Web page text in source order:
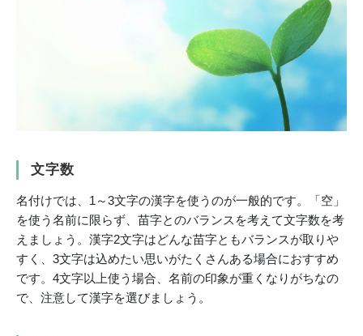
文字数
名付けでは、1～3文字の漢字を使うのが一般的です。「空」
を使う名前に限らず、苗字とのバランスを考えて文字数を考
えましょう。漢字2文字はどんな苗字ともバランスが取りや
すく、3文字は込めたい思いがたくさんある場合におすすめ
です。4文字以上使う場合、名前の印象が重くなりがちなの
で、注意して漢字を選びましょう。